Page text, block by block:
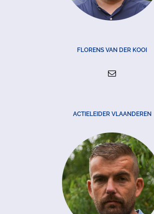
FLORENS VAN DER KOOI
ACTIELEIDER VLAANDEREN